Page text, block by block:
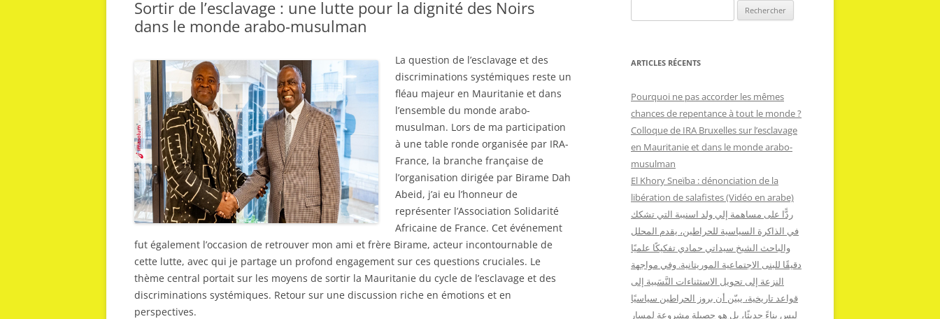
Sortir de l’esclavage : une lutte pour la dignité des Noirs
dans le monde arabo-musulman
La question de l’esclavage et des
discriminations systémiques reste un
fléau majeur en Mauritanie et dans
l’ensemble du monde arabo-
musulman. Lors de ma participation
à une table ronde organisée par IRA-
France, la branche française de
l’organisation dirigée par Birame Dah
Abeid, j’ai eu l’honneur de
représenter l’Association Solidarité
Africaine de France. Cet événement
fut également l’occasion de retrouver mon ami et frère Birame, acteur incontournable de
cette lutte, avec qui je partage un profond engagement sur ces questions cruciales. Le
thème central portait sur les moyens de sortir la Mauritanie du cycle de l’esclavage et des
discriminations systémiques. Retour sur une discussion riche en émotions et en
perspectives.
e
h
r
h
:
ARTICLES RÉCENTS
Pourquoi ne pas accorder les mêmes
chances de repentance à tout le monde ?
Colloque de IRA Bruxelles sur l’esclavage
en Mauritanie et dans le monde arabo-
musulman
El Khory Sneïba : dénonciation de la
libération de salafistes (Vidéo en arabe)
ردًّا على مساهمة إلي ولد اسنيبة التي تشكك
في الذاكرة السياسية للحراطين، يقدم المحلل
والباحث الشيخ سيداتي حمادي تفكيكًا علميًا
دقيقًا للبنى الاجتماعية الموريتانية. وفي مواجهة
النزعة إلى تحويل الاستثناءات النَّسَبية إلى
قواعد تاريخية، يبيّن أن بروز الحراطين سياسيًا
ليس بناءً حديثًا، بل هو حصيلة مشروعة لمسار